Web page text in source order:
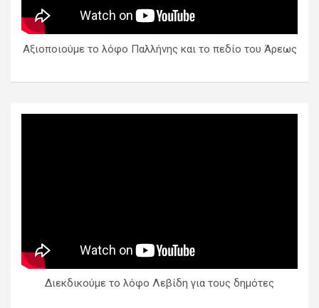
Αξιοποιούμε το λόφο Παλλήνης και το πεδίο του Άρεως
Διεκδικούμε το λόφο Λεβίδη για τους δημότες